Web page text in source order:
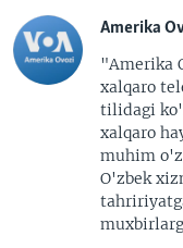
Amerika
"Amerika
xalqaro
tilidagi
xalqaro
muhim
O'zbek